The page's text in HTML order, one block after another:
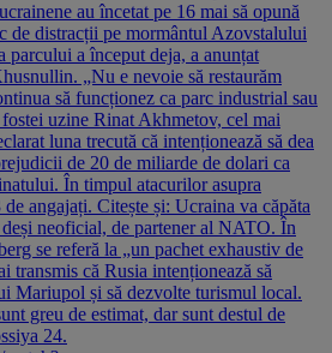
au încetat pe 16 mai să opună
de distracții pe mormântul Azovstalului
parcului a început deja, a anunțat
„Nu e nevoie să restaurăm
să funcționez ca parc industrial sau
uzine Rinat Akhmetov, cel mai
luna trecută că intenționează să dea
de 20 de miliarde de dolari ca
În timpul atacurilor asupra
angajați. Citește și: Ucraina va căpăta
neoficial, de partener al NATO. În
se referă la „un pachet exhaustiv de
transmis că Rusia intenționează să
Mariupol și să dezvolte turismul local.
greu de estimat, dar sunt destul de
24.